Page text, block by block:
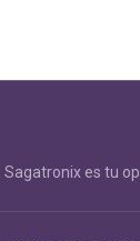
es tu